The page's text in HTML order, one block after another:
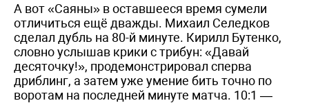
А вот «Саяны» в оставшееся время сумели
отличиться ещё дважды. Михаил Селедков
сделал дубль на 80-й минуте. Кирилл Бутенко,
словно услышав крики с трибун: «Давай
десяточку!», продемонстрировал сперва
дриблинг, а затем уже умение бить точно по
воротам на последней минуте матча. 10:1 —